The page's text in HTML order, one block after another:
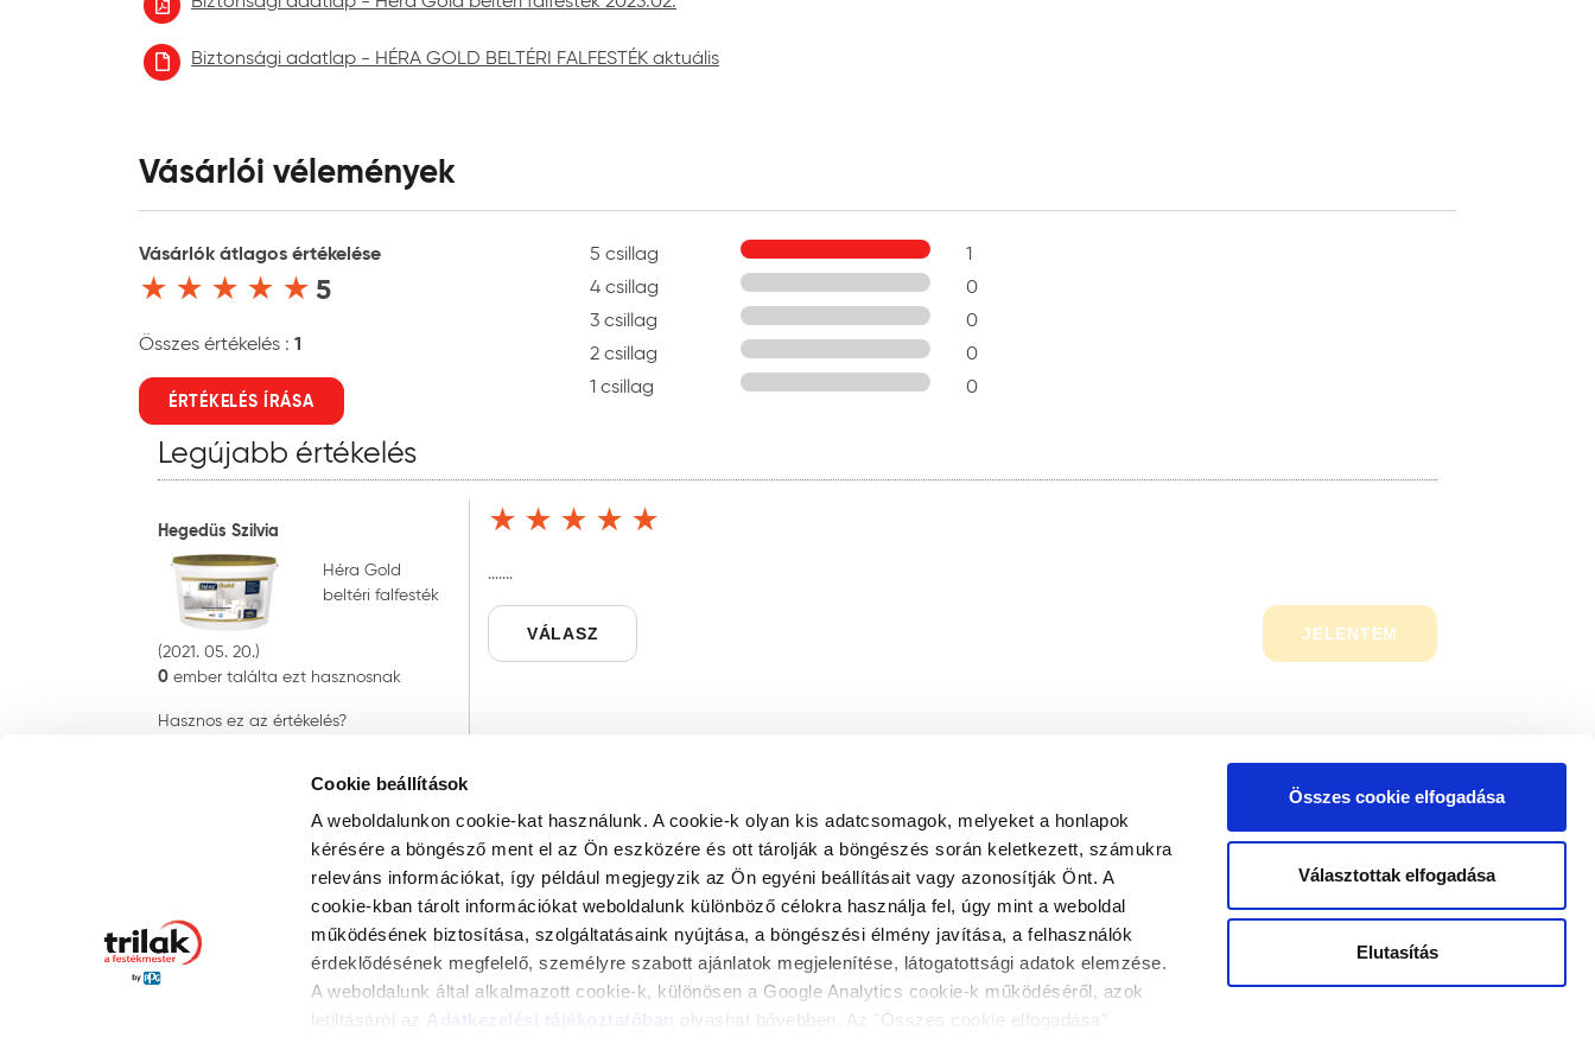
Cookie beállítások
A weboldalunkon cookie-kat használunk. A cookie-k olyan kis adatcsomagok, melyeket a honlapok
kérésére a böngésző ment el az Ön eszközére és ott tárolják a böngészés során keletkezett, számukra
releváns információkat, így például megjegyzik az Ön egyéni beállításait vagy azonosítják Önt. A
cookie-kban tárolt információkat weboldalunk különböző célokra használja fel, úgy mint a weboldal
működésének biztosítása, szolgáltatásaink nyújtása, a böngészési élmény javítása, a felhasználók
érdeklődésének megfelelő, személyre szabott ajánlatok megjelenítése, látogatottsági adatok elemzése.
A weboldalunk által alkalmazott cookie-k, különösen a Google Analytics cookie-k működéséről, azok
letiltásáról az
Adatkezelési tájékoztatóban
olvashat bővebben. Az "Összes cookie elfogadása”
Összes cookie elfogadása
Választottak elfogadása
Elutasítás
Tárolási hőmérséklet:
5°C és 30°C fok között
Tárolási mód: eredeti csomagolásban, tűző naptól, fagytól védve
Biztonsági adatlap - HÉRA GOLD BELTÉRI FALFESTÉK aktuális
Vásárlói vélemények
Vásárlók átlagos értékelése
5
Összes értékelés : 1
ÉRTÉKELÉS ÍRÁSA
5 csillag
1
4 csillag
0
3 csillag
0
2 csillag
0
1 csillag
0
Legújabb értékelés
Hegedüs Szilvia
Héra Gold
beltéri falfesték
(2021. 05. 20.)
0 ember találta ezt hasznosnak
Hasznos ez az értékelés?
.......
VÁLASZ JELENTEM
KÖZPONTI ELÉRHETŐSÉGÜNK